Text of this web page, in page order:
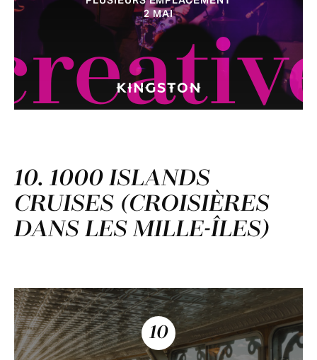
2 MAI
10. 1000 ISLANDS
CRUISES (CROISIÈRES
DANS LES MILLE-ÎLES)
10